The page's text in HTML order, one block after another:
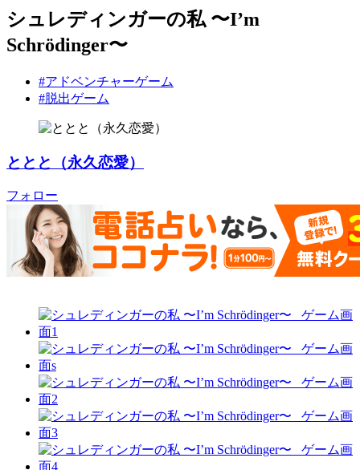
シュレディンガーの私 〜I’m
Schrödinger〜
#アドベンチャーゲーム
#脱出ゲーム
ととと（永久恋愛）
フォロー